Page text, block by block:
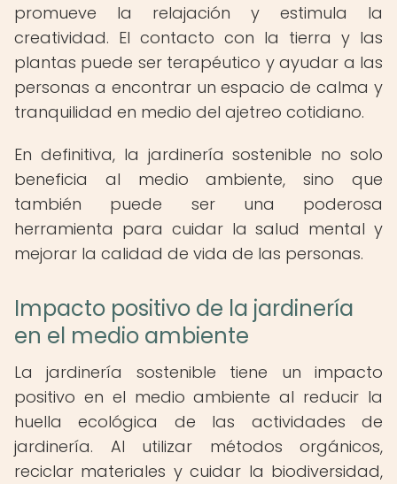
promueve la relajación y estimula la
creatividad. El contacto con la tierra y las
plantas puede ser terapéutico y ayudar a las
personas a encontrar un espacio de calma y
tranquilidad en medio del ajetreo cotidiano.
En definitiva, la jardinería sostenible no solo
beneficia al medio ambiente, sino que
también puede ser una poderosa
herramienta para cuidar la salud mental y
mejorar la calidad de vida de las personas.
Impacto positivo de la jardinería
en el medio ambiente
La jardinería sostenible tiene un impacto
positivo en el medio ambiente al reducir la
huella ecológica de las actividades de
jardinería. Al utilizar métodos orgánicos,
reciclar materiales y cuidar la biodiversidad,